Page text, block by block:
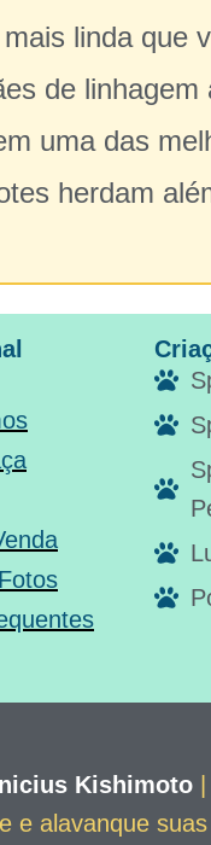
linda que
de linhagem
uma das
herdam
Kishimoto
e alavanque suas